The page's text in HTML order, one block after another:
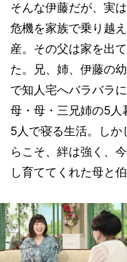
そんな伊藤だが、実
危機を家族で乗り越
産。その父は家を出
た。兄、姉、伊藤の
で知人宅へバラバラ
母・母・三兄姉の5人
5人で寝る生活。し
らこそ、絆は強く、
し育ててくれた母と